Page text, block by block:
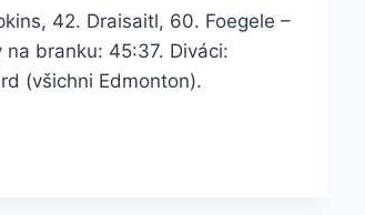
42. Draisaitl, 60. Foegele –
branku: 45:37. Diváci:
(všichni Edmonton).